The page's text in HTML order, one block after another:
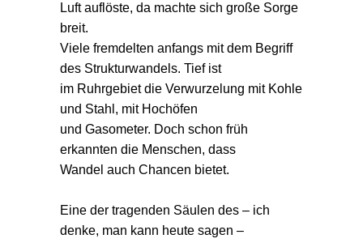
Luft auflöste, da machte sich große Sorge
breit.
Viele fremdelten anfangs mit dem Begriff
des Strukturwandels. Tief ist
im Ruhrgebiet die Verwurzelung mit Kohle
und Stahl, mit Hochöfen
und Gasometer. Doch schon früh
erkannten die Menschen, dass
Wandel auch Chancen bietet.
Eine der tragenden Säulen des – ich
denke, man kann heute sagen –